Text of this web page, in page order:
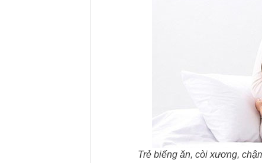
Trẻ biếng ăn, còi xương,